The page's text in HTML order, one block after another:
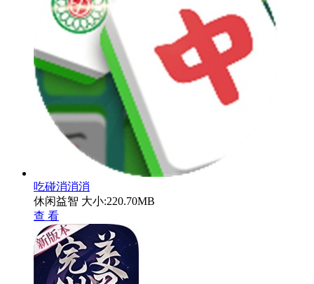
吃碰消消消
休闲益智 大小:220.70MB
查 看